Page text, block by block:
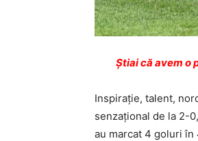
Ştiai că avem o
Inspiraţie, talent,
senzaţional de la 2-
au marcat 4 goluri în